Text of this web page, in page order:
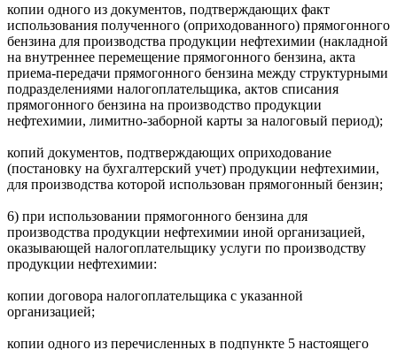
копии одного из документов, подтверждающих факт
использования полученного (оприходованного) прямогонного
бензина для производства продукции нефтехимии (накладной
на внутреннее перемещение прямогонного бензина, акта
приема-передачи прямогонного бензина между структурными
подразделениями налогоплательщика, актов списания
прямогонного бензина на производство продукции
нефтехимии, лимитно-заборной карты за налоговый период);
копий документов, подтверждающих оприходование
(постановку на бухгалтерский учет) продукции нефтехимии,
для производства которой использован прямогонный бензин;
6) при использовании прямогонного бензина для
производства продукции нефтехимии иной организацией,
оказывающей налогоплательщику услуги по производству
продукции нефтехимии:
копии договора налогоплательщика с указанной
организацией;
копии одного из перечисленных в подпункте 5 настоящего